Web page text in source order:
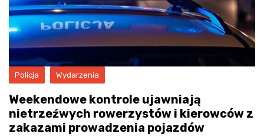
Policja Wydarzenia
Weekendowe kontrole ujawniają
nietrzeźwych rowerzystów i kierowców z
zakazami prowadzenia pojazdów